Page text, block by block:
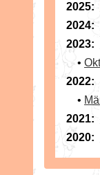
2025:
2024:
2023:
•
2022:
•
2021:
2020: